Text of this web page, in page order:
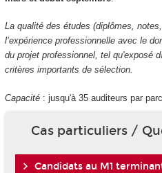
La qualité des études (diplômes,
l’expérience professionnelle avec le
du projet professionnel, tel qu'exposé
critères importants de sélection.
Capacité : jusqu'à 35 auditeurs par
Cas particuliers /
Candidats au M1